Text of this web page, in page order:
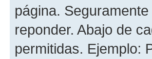
página.
reponder. Abajo de
permitidas. Ejemplo: